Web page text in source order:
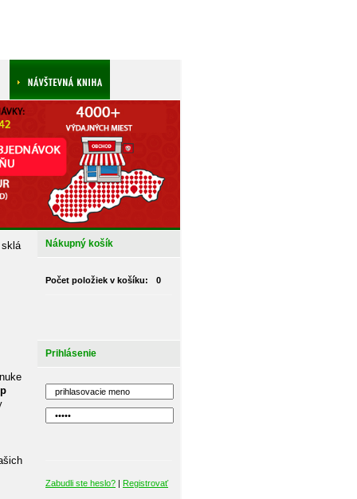
sklá Nákupný košík
Počet položiek v košíku: 0
Prihlásenie
Zabudli ste heslo? | Registrovať